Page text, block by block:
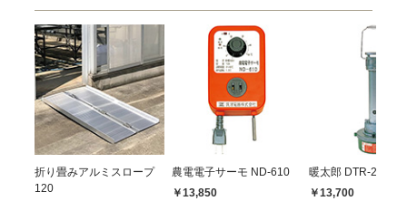
折り畳みアルミスロープ
120
農電電子サーモ ND-610
￥13,850
暖太郎 DTR-2型
￥13,700